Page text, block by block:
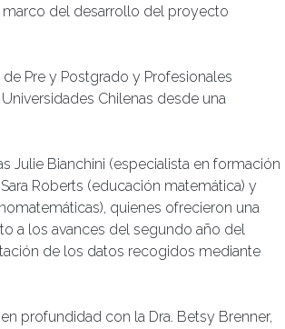
marco del desarrollo del proyecto
Pre y Postgrado y Profesionales
Chilenas desde una
Julie Bianchini (especialista en formación
Roberts (educación matemática) y
quienes ofrecieron una
a los avances del segundo año del
de los datos recogidos mediante
profundidad con la Dra. Betsy Brenner,